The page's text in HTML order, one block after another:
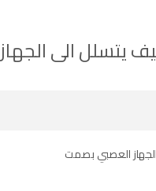
يتسلل الى